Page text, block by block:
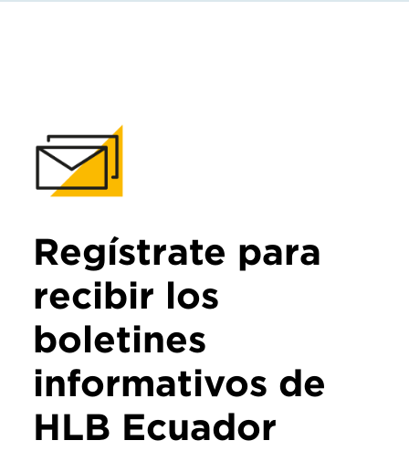
Regístrate para
recibir los
boletines
informativos de
HLB Ecuador